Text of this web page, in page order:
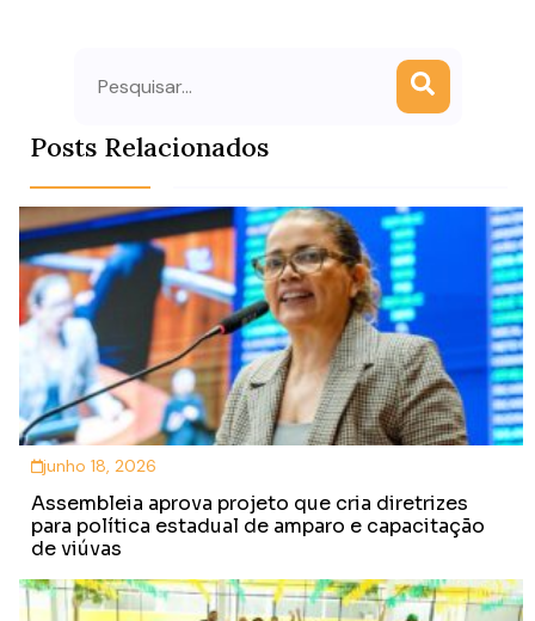
Posts Relacionados
junho 18, 2026
Assembleia aprova projeto que cria diretrizes
para política estadual de amparo e capacitação
de viúvas